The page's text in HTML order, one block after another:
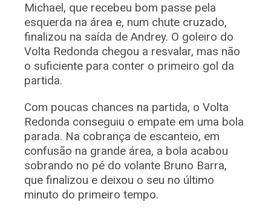
Michael, que recebeu bom passe pela
esquerda na área e, num chute cruzado,
finalizou na saída de Andrey. O goleiro do
Volta Redonda chegou a resvalar, mas não
o suficiente para conter o primeiro gol da
partida.
Com poucas chances na partida, o Volta
Redonda conseguiu o empate em uma bola
parada. Na cobrança de escanteio, em
confusão na grande área, a bola acabou
sobrando no pé do volante Bruno Barra,
que finalizou e deixou o seu no último
minuto do primeiro tempo.